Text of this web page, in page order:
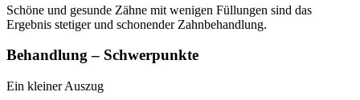
Schöne und gesunde Zähne mit wenigen Füllungen sind das
Ergebnis stetiger und schonender Zahnbehandlung.
Behandlung – Schwerpunkte
Ein kleiner Auszug